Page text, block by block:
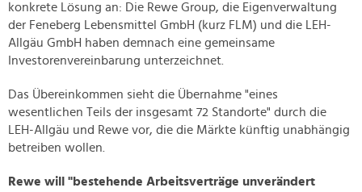
konkrete Lösung an: Die Rewe Group, die Eigenverwaltung
der Feneberg Lebensmittel GmbH (kurz FLM) und die LEH-
Allgäu GmbH haben demnach eine gemeinsame
Investorenvereinbarung unterzeichnet.
Das Übereinkommen sieht die Übernahme "eines
wesentlichen Teils der insgesamt 72 Standorte" durch die
LEH-Allgäu und Rewe vor, die die Märkte künftig unabhängig
betreiben wollen.
Rewe will "bestehende Arbeitsverträge unverändert